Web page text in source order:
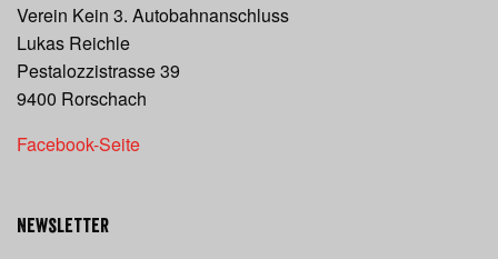
Verein Kein 3. Autobahnanschluss
Lukas Reichle
Pestalozzistrasse 39
9400 Rorschach
Facebook-Seite
Newsletter